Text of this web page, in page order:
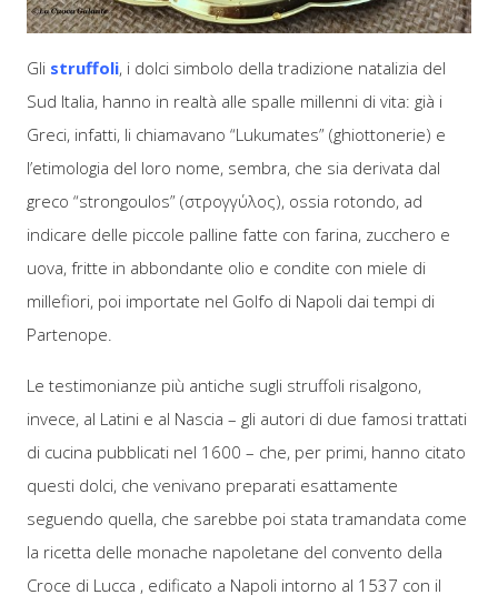
Gli struffoli, i dolci simbolo della tradizione natalizia del
Sud Italia, hanno in realtà alle spalle millenni di vita: già i
Greci, infatti, li chiamavano “Lukumates” (ghiottonerie) e
l’etimologia del loro nome, sembra, che sia derivata dal
greco “strongoulos” (στρογγύλος), ossia rotondo, ad
indicare delle piccole palline fatte con farina, zucchero e
uova, fritte in abbondante olio e condite con miele di
millefiori, poi importate nel Golfo di Napoli dai tempi di
Partenope.
Le testimonianze più antiche sugli struffoli risalgono,
invece, al Latini e al Nascia – gli autori di due famosi trattati
di cucina pubblicati nel 1600 – che, per primi, hanno citato
questi dolci, che venivano preparati esattamente
seguendo quella, che sarebbe poi stata tramandata come
la ricetta delle monache napoletane del convento della
Croce di Lucca , edificato a Napoli intorno al 1537 con il